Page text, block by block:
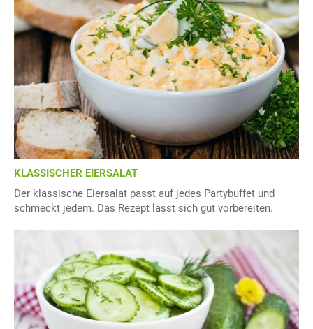
KLASSISCHER EIERSALAT
Der klassische Eiersalat passt auf jedes Partybuffet und
schmeckt jedem. Das Rezept lässt sich gut vorbereiten.